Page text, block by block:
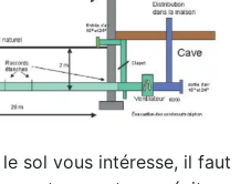
sol vous intéresse, il faut